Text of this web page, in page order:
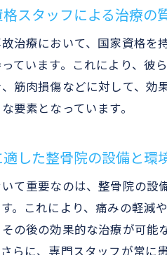
スタッフによる治療の
治療において、国家資格を
ています。これにより、彼
筋肉損傷などに対して、効
要素となっています。
した整骨院の設備と環
て重要なのは、整骨院の設
。これにより、痛みの軽減
の後の効果的な治療が可能
らに、専門スタッフが常に